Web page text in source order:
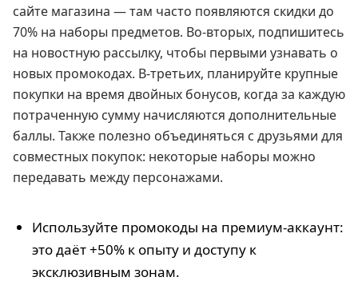
сайте магазина — там часто появляются скидки до
70% на наборы предметов. Во-вторых, подпишитесь
на новостную рассылку, чтобы первыми узнавать о
новых промокодах. В-третьих, планируйте крупные
покупки на время двойных бонусов, когда за каждую
потраченную сумму начисляются дополнительные
баллы. Также полезно объединяться с друзьями для
совместных покупок: некоторые наборы можно
передавать между персонажами.
Используйте промокоды на премиум-аккаунт:
это даёт +50% к опыту и доступу к
эксклюзивным зонам.